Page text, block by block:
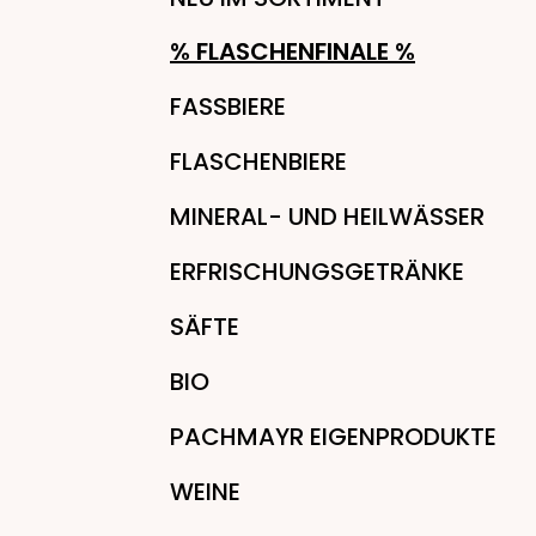
% FLASCHENFINALE %
FASSBIERE
FLASCHENBIERE
MINERAL- UND HEILWÄSSER
ERFRISCHUNGSGETRÄNKE
SÄFTE
BIO
PACHMAYR EIGENPRODUKTE
WEINE